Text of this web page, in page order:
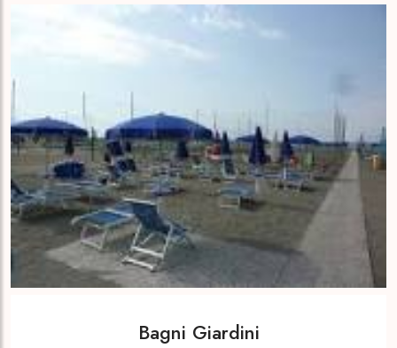
Bagni Giardini